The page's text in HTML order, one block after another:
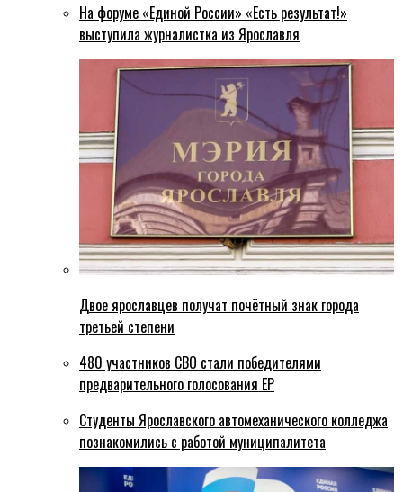
На форуме «Единой России» «Есть результат!»
выступила журналистка из Ярославля
Двое ярославцев получат почётный знак города
третьей степени
480 участников СВО стали победителями
предварительного голосования ЕР
Студенты Ярославского автомеханического колледжа
познакомились с работой муниципалитета